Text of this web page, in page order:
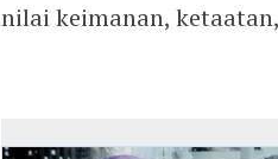
nilai keimanan,